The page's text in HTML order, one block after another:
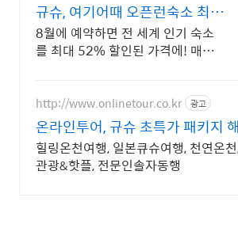
규슈, 여기어때 오픈런숙소 최대
81% 할인
8월에 예약하면 전 세계 인기 숙소
를 최대 52% 할인된 가격에! 매주
http://www.onlinetour.co.kr 광고
온라인투어, 규슈 초특가 패키지
힐링온천여행, 일본큐슈여행, 천연온
관광&핫플, 전문인솔자동행